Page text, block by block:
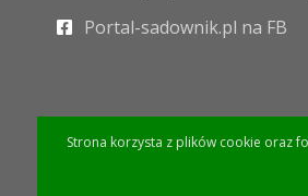
Portal-sadownik.pl na FB
Strona korzysta z plików cookie oraz